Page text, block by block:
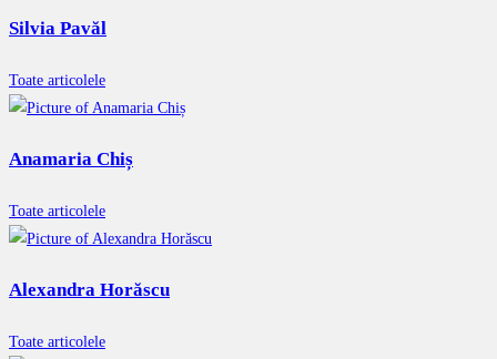
Silvia Pavăl
Toate articolele
Anamaria Chiș
Toate articolele
Alexandra Horăscu
Toate articolele